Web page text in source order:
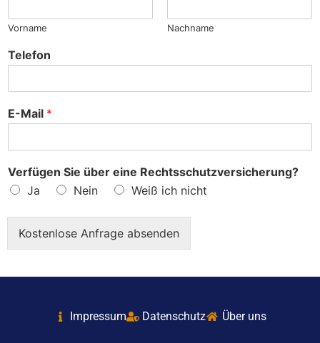
Vorname Nachname
Telefon
E-Mail *
Verfügen Sie über eine Rechtsschutzversicherung?
Ja
Nein Weiß ich nicht
Kostenlose Anfrage absenden
Impressum Datenschutz Über uns